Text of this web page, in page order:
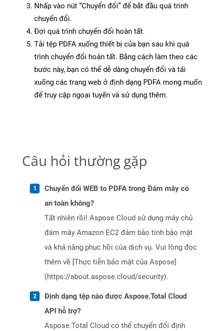
Nhấp vào nút “Chuyển đổi” để bắt đầu quá trình
chuyển đổi.
Đợi quá trình chuyển đổi hoàn tất.
Tải tệp PDFA xuống thiết bị của bạn sau khi quá
trình chuyển đổi hoàn tất. Bằng cách làm theo các
bước này, bạn có thể dễ dàng chuyển đổi và tải
xuống các trang web ở định dạng PDFA mong muốn
để truy cập ngoại tuyến và sử dụng thêm.
Câu hỏi thường gặp
Chuyển đổi WEB to PDFA trong Đám mây có
an toàn không?
Tất nhiên rồi! Aspose Cloud sử dụng máy chủ
đám mây Amazon EC2 đảm bảo tính bảo mật
và khả năng phục hồi của dịch vụ. Vui lòng đọc
thêm về [Thực tiễn bảo mật của Aspose]
(https://about.aspose.cloud/security).
Định dạng tệp nào được Aspose.Total Cloud
API hỗ trợ?
Aspose.Total Cloud có thể chuyển đổi định